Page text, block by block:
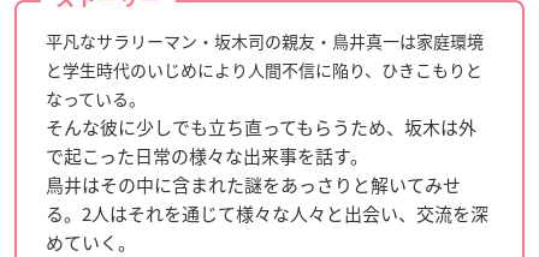
平凡なサラリーマン・坂木司の親友・鳥井真一は家庭環境
と学生時代のいじめにより人間不信に陥り、ひきこもりと
なっている。
そんな彼に少しでも立ち直ってもらうため、坂木は外
で起こった日常の様々な出来事を話す。
鳥井はその中に含まれた謎をあっさりと解いてみせ
る。2人はそれを通じて様々な人々と出会い、交流を深
めていく。